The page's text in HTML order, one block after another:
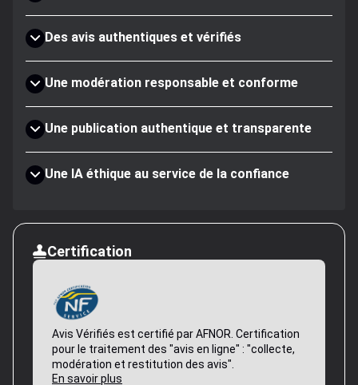
Des avis authentiques et vérifiés
Une modération responsable et conforme
Une publication authentique et transparente
Une IA éthique au service de la confiance
Certification
Avis Vérifiés est certifié par AFNOR. Certification
pour le traitement des "avis en ligne" : "collecte,
modération et restitution des avis".
En savoir plus